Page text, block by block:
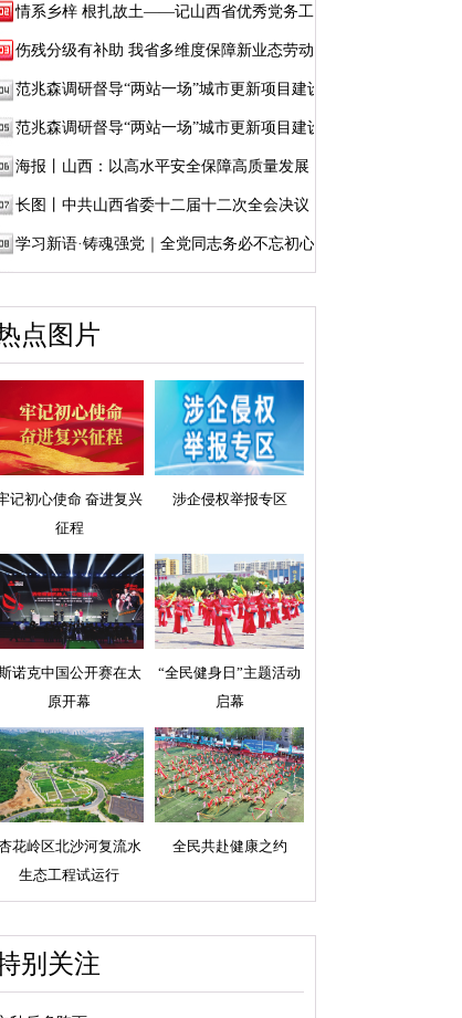
情系乡梓 根扎故土——记山西省优秀党务工作...
伤残分级有补助 我省多维度保障新业态劳动者...
范兆森调研督导“两站一场”城市更新项目建设
范兆森调研督导“两站一场”城市更新项目建设
海报丨山西：以高水平安全保障高质量发展
长图丨中共山西省委十二届十二次全会决议
学习新语·铸魂强党｜全党同志务必不忘初心、...
点图片
记初心使命 奋进复兴
征程
涉企侵权举报专区
诺克中国公开赛在太
原开幕
“全民健身日”主题活动
启幕
花岭区北沙河复流水
生态工程试运行
全民共赴健康之约
别关注